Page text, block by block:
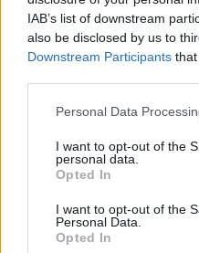
IAB’s list of downstream
also be disclosed by us to
Downstream Participants
Personal Data
I want to opt-out of the
personal data.
Opted In
I want to opt-out of the
Personal Data.
Opted In
James Rodriguez nousi koko
kisoissa – katso